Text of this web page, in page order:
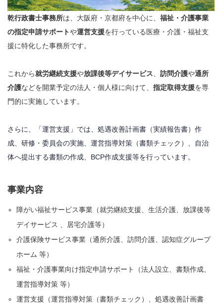
乾行政書士事務所は、大阪府・京都府を中心に、 福祉・介護事業
の指定申請サポートや運営支援を行っている医療・介護・福祉支
援に特化した事務所です。
これから就労継続支援や放課後等デイサービス 訪問介護や通所
介護などを開業予定の法人・個人様に向けて、 指定取得支援を専
門的に実施しています。
さらに、「運営支援」では、処遇改善計画書（実績報告書）作
成、研修・委員会の実施、運営指導対策（書類チェック）、自治
体へ提出する書類の作成、BCP作成支援等を行っています。
事業内容
障がい福祉サービス事業（就労継続支援、生活介護、放課後等
デイサービス 、居宅介護等）
介護保険サービス事業（通所介護、訪問介護、認知症グループ
ホーム 等）
福祉・介護事業向け指定申請サポート（法人設立、書類作成、
運営指導対策 等）
運営支援（運営指導対策（書類チェック）、処遇改善計画書